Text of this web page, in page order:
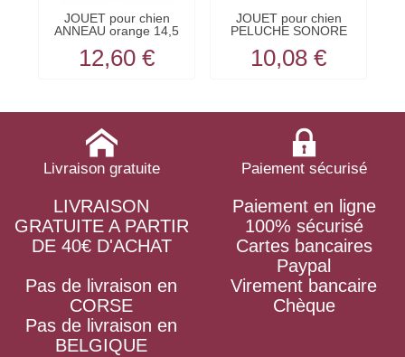
JOUET pour chien
ANNEAU orange 14,5
12,60 €
JOUET pour chien
PELUCHE SONORE
10,08 €
Livraison gratuite
LIVRAISON
GRATUITE A PARTIR
DE 40€ D'ACHAT
Pas de livraison en
CORSE
Pas de livraison en
BELGIQUE
Paiement sécurisé
Paiement en ligne
100% sécurisé
Cartes bancaires
Paypal
Virement bancaire
Chèque